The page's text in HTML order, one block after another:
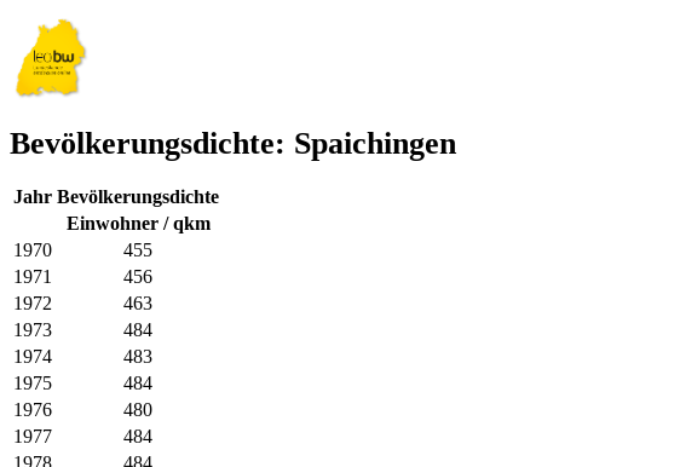
Bevölkerungsdichte: Spaichingen
Jahr Bevölkerungsdichte
Einwohner / qkm
1970
455
1971
456
1972
463
1973
484
1974
483
1975
484
1976
480
1977
484